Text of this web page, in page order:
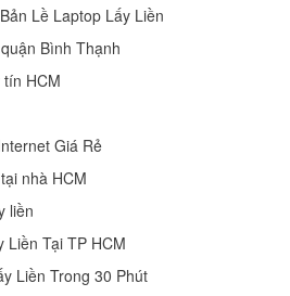
Lề Laptop Lấy Liền
Bình Thạnh
HCM
Giá Rẻ
nhà HCM
liền
Liền Tại TP HCM
Liền Trong 30 Phút